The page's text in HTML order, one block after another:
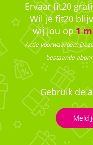
Ervaar fit20
Wil je fit20
wij jou op1
Actie voorwaarden:
bestaande
Gebruik de
Meld